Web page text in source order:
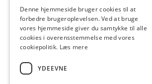
2300 København S
Instagram
LinkedIn
Denne hjemmeside bruger cookies til at
forbedre brugeroplevelsen. Ved at bruge
vores hjemmeside giver du samtykke til alle
cookies i overensstemmelse med vores
cookiepolitik. Læs mere
YDEEVNE